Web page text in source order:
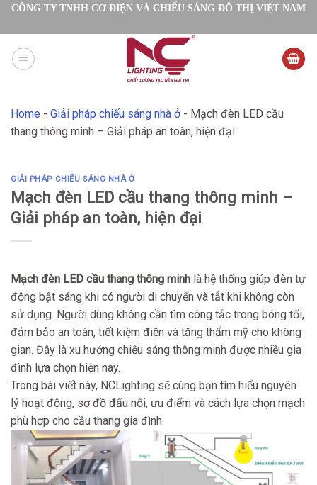
SkipCÔNG TY TNHH CƠ ĐIỆN VÀ CHIẾU SÁNG ĐÔ THỊ VIỆT NAM
Home - Giải pháp chiếu sáng nhà ở- Mạch đèn LED cầu
thang thông minh – Giải pháp an toàn, hiện đại
GIẢI PHÁP CHIẾU SÁNG NHÀ Ở
Mạch đèn LED cầu thang thông minh –
Giải pháp an toàn, hiện đại
Mạch đèn LED cầu thang thông minh là hệ thống giúp đèn tự
động bật sáng khi có người di chuyển và tắt khi không còn
sử dụng. Người dùng không cần tìm công tắc trong bóng tối,
đảm bảo an toàn, tiết kiệm điện và tăng thẩm mỹ cho không
gian. Đây là xu hướng chiếu sáng thông minh được nhiều gia
đình lựa chọn hiện nay.
Trong bài viết này, NCLighting sẽ cùng bạn tìm hiểu nguyên
lý hoạt động, sơ đồ đấu nối, ưu điểm và cách lựa chọn mạch
phù hợp cho cầu thang gia đình.